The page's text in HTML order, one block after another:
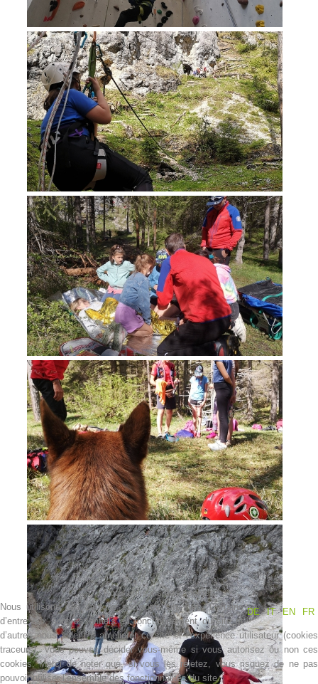
Opération de sauvetage
Contakt
NEWS
Nous utilisons des cookies
DE
IT EN FR
Nous utilisons des cookies sur notre site web. Certains
d’entre eux sont essentiels au fonctionnement du site et
d’autres nous aident à améliorer ce site et l’expérience utilisateur (cookies
traceurs). Vous pouvez décider vous-même si vous autorisez ou non ces
cookies. Merci de noter que, si vous les rejetez, vous risquez de ne pas
pouvoir utiliser l’ensemble des fonctionnalités du site.